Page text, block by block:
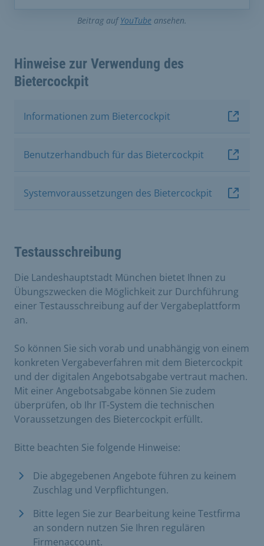
Beitrag aufYouTube ansehen.
Hinweise zur Verwendung des
Bietercockpit
Informationen zum Bietercockpit
Benutzerhandbuch für das Bietercockpit
Systemvoraussetzungen des Bietercockpit
Testausschreibung
Die Landeshauptstadt München bietet Ihnen zu
Übungszwecken die Möglichkeit zur Durchführung
einer Testausschreibung auf der Vergabeplattform
an.
So können Sie sich vorab und unabhängig von einem
konkreten Vergabeverfahren mit dem Bietercockpit
und der digitalen Angebotsabgabe vertraut machen.
Mit einer Angebotsabgabe können Sie zudem
überprüfen, ob Ihr IT-System die technischen
Voraussetzungen des Bietercockpit erfüllt.
Bitte beachten Sie folgende Hinweise:
Die abgegebenen Angebote führen zu keinem
Zuschlag und Verpflichtungen.
Bitte legen Sie zur Bearbeitung keine Testfirma
an sondern nutzen Sie Ihren regulären
Firmenaccount.